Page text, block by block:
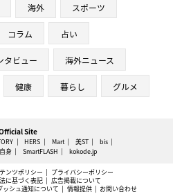
海外 スポーツ
コラム 占い
タビュー 海外ニュース
健康 暮らし グルメ
Site
HERS Mart 美ST
bis
身 SmartFLASH kokode.jp
ンツポリシー
プライバシーポリシー
に基づく表記
広告掲載について
ッシュ通知について 情報提供 お問い合わせ